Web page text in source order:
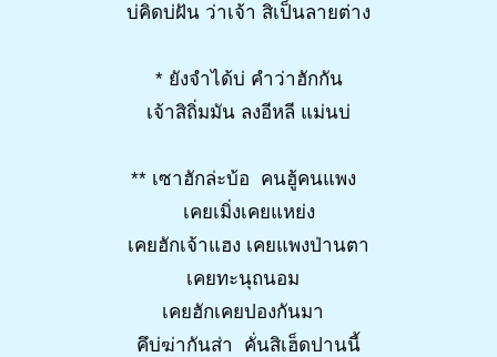
บ่คิดบ่ฝัน ว่าเจ้า สิเป็นลายต่าง
* ยังจำได้บ่ คำว่าฮักกัน
เจ้าสิถิ่มมัน ลงอีหลี แม่นบ่
** เซาฮักล่ะบ้อ คนฮู้คนแพง
เคยเมิ่งเคยแหย่ง
เคยฮักเจ้าแฮง เคยแพงป่านตา
เคยทะนุถนอม
เคยฮักเคยปองกันมา
คึบ่ฆ่ากันส่า คั่นสิเฮ็ดปานนี้